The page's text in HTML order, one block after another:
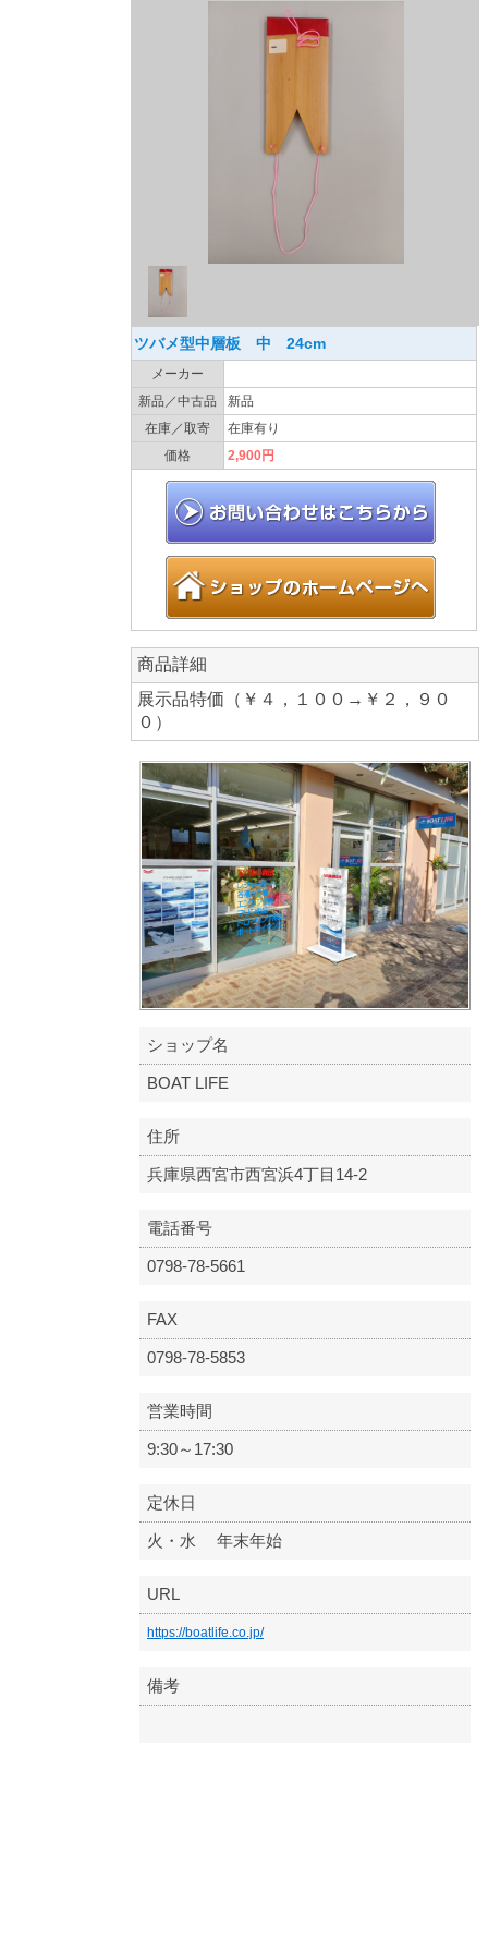
ツバメ型中層板 中 24cm
メーカー
新品／中古品
新品
在庫／取寄
在庫有り
価格
2,900円
商品詳細
展示品特価（￥４，１００→￥２，９０
０）
ショップ名
BOAT LIFE
住所
兵庫県西宮市西宮浜4丁目14-2
電話番号
0798-78-5661
FAX
0798-78-5853
営業時間
9:30～17:30
定休日
火・水 年末年始
URL
https://boatlife.co.jp/
備考